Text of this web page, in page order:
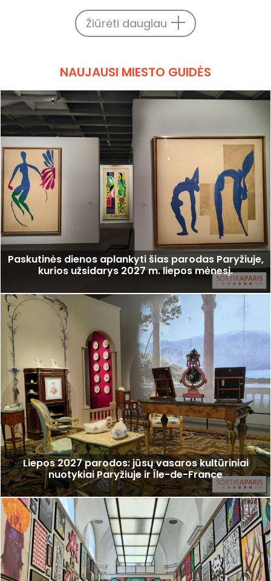
Žiūrėti daugiau
NAUJAUSI MIESTO GUIDĖS
Paskutinės dienos aplankyti šias parodas Paryžiuje,
kurios užsidarys 2027 m. liepos mėnesį.
Liepos 2027 parodos: jūsų vasaros kultūriniai
nuotykiai Paryžiuje ir Île-de-France